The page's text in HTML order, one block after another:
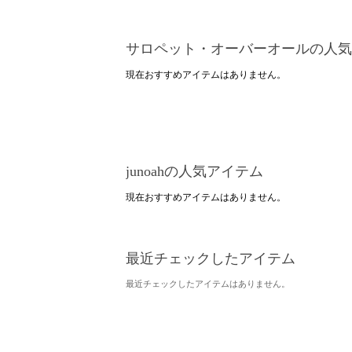
サロペット・オーバーオールの人
現在おすすめアイテムはありません。
junoahの人気アイテム
現在おすすめアイテムはありません。
最近チェックしたアイテム
最近チェックしたアイテムはありません。